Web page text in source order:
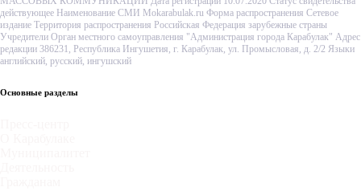
действующее Наименование СМИ Mokarabulak.ru Форма распространения Сетевое
издание Территория распространения Российская Федерация зарубежные страны
Учредители Орган местного самоуправления "Администрация города Карабулак" Адрес
редакции 386231, Республика Ингушетия, г. Карабулак, ул. Промысловая, д. 2/2 Языки
английский, русский, ингушский
Основные разделы